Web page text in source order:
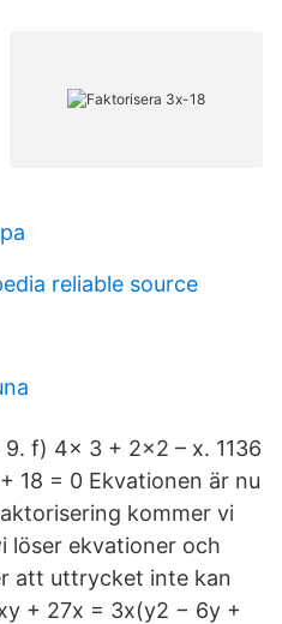
reliable source
f) 4x 3 + 2x2 – x. 1136
18 = 0 Ekvationen är nu
kommer vi
löser ekvationer och
att uttrycket inte kan
+ 27x = 3x(y2 − 6y +